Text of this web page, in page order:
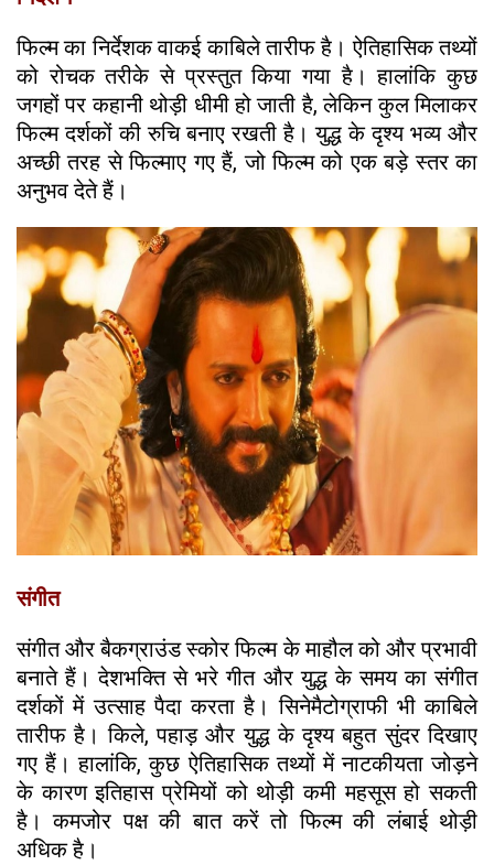
फिल्म का निर्देशक वाकई काबिले तारीफ है। ऐतिहासिक तथ्यों
को रोचक तरीके से प्रस्तुत किया गया है। हालांकि कुछ
जगहों पर कहानी थोड़ी धीमी हो जाती है, लेकिन कुल मिलाकर
फिल्म दर्शकों की रुचि बनाए रखती है। युद्ध के दृश्य भव्य और
अच्छी तरह से फिल्माए गए हैं, जो फिल्म को एक बड़े स्तर का
अनुभव देते हैं।
संगीत
संगीत और बैकग्राउंड स्कोर फिल्म के माहौल को और प्रभावी
बनाते हैं। देशभक्ति से भरे गीत और युद्ध के समय का संगीत
दर्शकों में उत्साह पैदा करता है। सिनेमैटोग्राफी भी काबिले
तारीफ है। किले, पहाड़ और युद्ध के दृश्य बहुत सुंदर दिखाए
गए हैं। हालांकि, कुछ ऐतिहासिक तथ्यों में नाटकीयता जोड़ने
के कारण इतिहास प्रेमियों को थोड़ी कमी महसूस हो सकती
है। कमजोर पक्ष की बात करें तो फिल्म की लंबाई थोड़ी
अधिक है।